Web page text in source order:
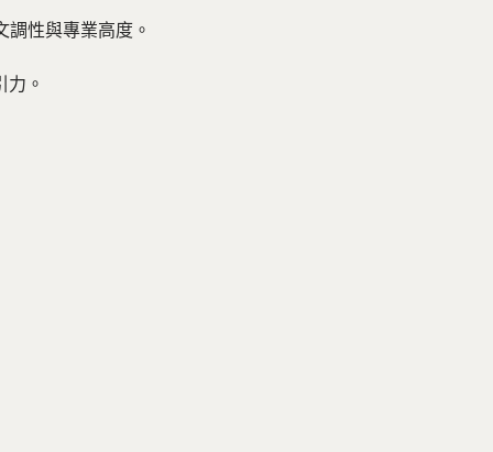
調性與專業高度。
。